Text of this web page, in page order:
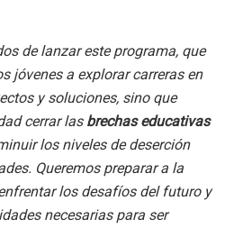
de lanzar este programa, que
jóvenes a explorar carreras en
y soluciones, sino que
cerrar las brechas educativas
los niveles de deserción
Queremos preparar a la
los desafíos del futuro y
necesarias para ser